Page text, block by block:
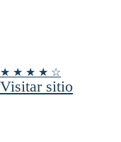
★ ★ ★ ★ ☆
Visitar sitio